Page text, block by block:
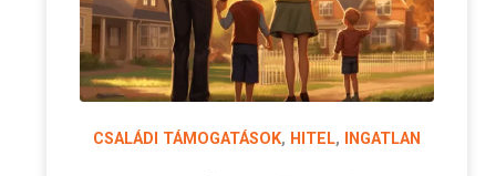
CSALÁDI TÁMOGATÁSOK, HITEL, INGATLAN